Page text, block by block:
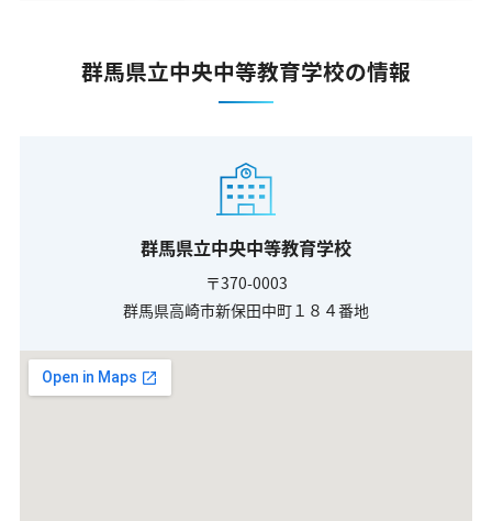
群馬県立中央中等教育学校の情報
群馬県立中央中等教育学校
〒370-0003
群馬県高崎市新保田中町１８４番地